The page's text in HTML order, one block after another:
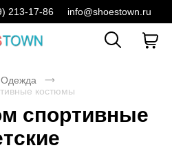
213-17-86 info@shoestown.ru
Одежда
костюмы
спортивные